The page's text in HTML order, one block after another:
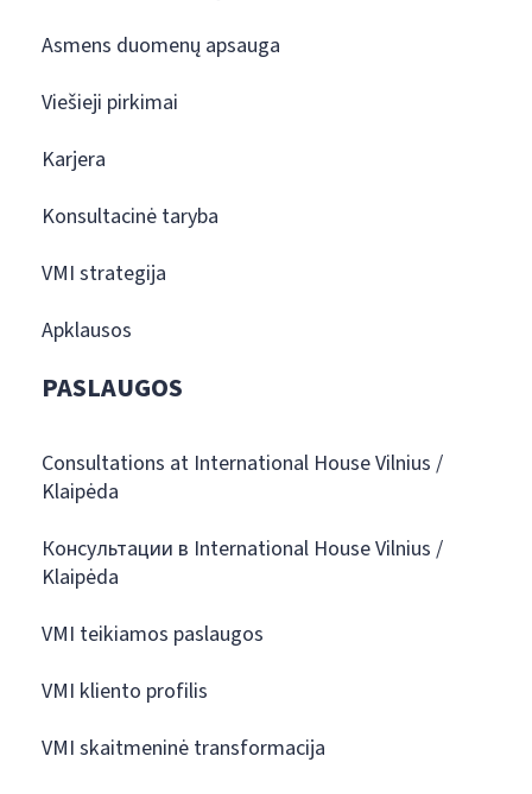
Asmens duomenų apsauga
Viešieji pirkimai
Karjera
Konsultacinė taryba
VMI strategija
Apklausos
PASLAUGOS
Consultations at International House Vilnius /
Klaipėda
Консультации в International House Vilnius /
Klaipėda
VMI teikiamos paslaugos
VMI kliento profilis
VMI skaitmeninė transformacija